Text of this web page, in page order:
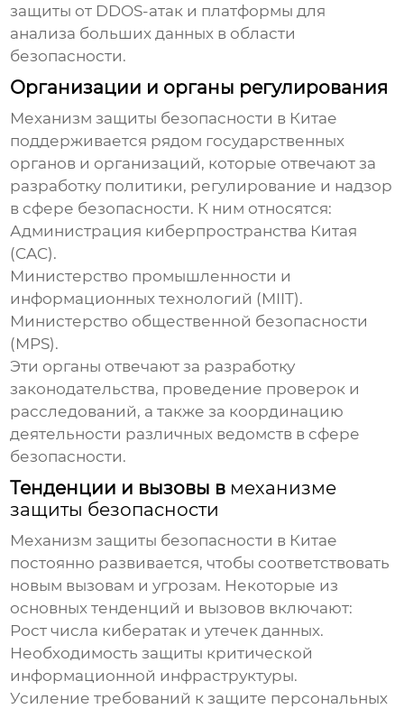
защиты от DDOS-атак и платформы для
анализа больших данных в области
безопасности.
Организации и органы регулирования
Механизм защиты безопасности в Китае
поддерживается рядом государственных
органов и организаций, которые отвечают за
разработку политики, регулирование и надзор
в сфере безопасности. К ним относятся:
Администрация киберпространства Китая
(CAC).
Министерство промышленности и
информационных технологий (MIIT).
Министерство общественной безопасности
(MPS).
Эти органы отвечают за разработку
законодательства, проведение проверок и
расследований, а также за координацию
деятельности различных ведомств в сфере
безопасности.
Тенденции и вызовы в механизме
защиты безопасности
Механизм защиты безопасности в Китае
постоянно развивается, чтобы соответствовать
новым вызовам и угрозам. Некоторые из
основных тенденций и вызовов включают:
Рост числа кибератак и утечек данных.
Необходимость защиты критической
информационной инфраструктуры.
Усиление требований к защите персональных